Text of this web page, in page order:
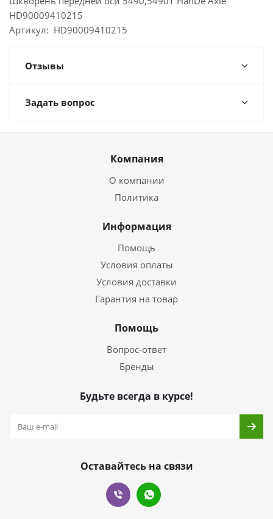
HD90009410215
Артикул: HD90009410215
Отзывы
Задать вопрос
Компания
О компании
Политика
Информация
Помощь
Условия оплаты
Условия доставки
Гарантия на товар
Помощь
Вопрос-ответ
Бренды
Будьте всегда в курсе!
Оставайтесь на связи